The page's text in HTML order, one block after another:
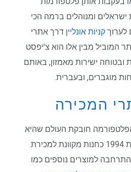
ומנוהלים ברמה הכי
קניות אונלייןדרך אתרי
מבין אלו הוא צ'יפסט
ישירות מאמזון, באותם
מוגברים, ובעברית.
המכירה
חובקת העולם שהיא
כיום. היא התחילה בשנת 1994 כחנות מקוונת למכירת
למוצרים נוספים כמו